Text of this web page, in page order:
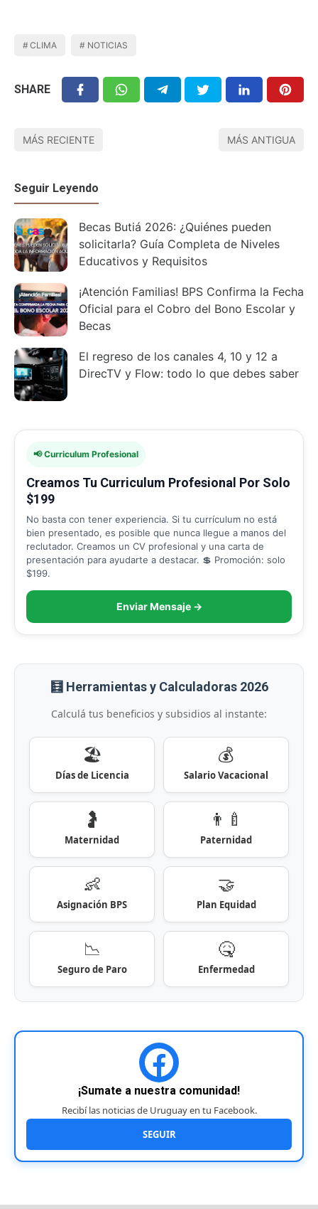
CLIMA NOTICIAS
SHARE
MÁS RECIENTE MÁS ANTIGUA
Seguir Leyendo
Becas Butiá 2026: ¿Quiénes pueden
solicitarla? Guía Completa de Niveles
Educativos y Requisitos
¡Atención Familias! BPS Confirma la Fecha
Oficial para el Cobro del Bono Escolar y
Becas
El regreso de los canales 4, 10 y 12 a
DirecTV y Flow: todo lo que debes saber
📢 Curriculum Profesional
Creamos Tu Curriculum Profesional Por Solo
$199
No basta con tener experiencia. Si tu currículum no está
bien presentado, es posible que nunca llegue a manos del
reclutador. Creamos un CV profesional y una carta de
presentación para ayudarte a destacar. 💲 Promoción: solo
$199.
Enviar Mensaje →
🧮 Herramientas y Calculadoras 2026
Calculá tus beneficios y subsidios al instante:
🏖️
Días de Licencia
💰
Salario Vacacional
🤰
Maternidad
👨‍🍼
Paternidad
👶
Asignación BPS
🤝
Plan Equidad
📉
Seguro de Paro
🤒
Enfermedad
¡Sumate a nuestra comunidad!
Recibí las noticias de Uruguay en tu Facebook.
SEGUIR